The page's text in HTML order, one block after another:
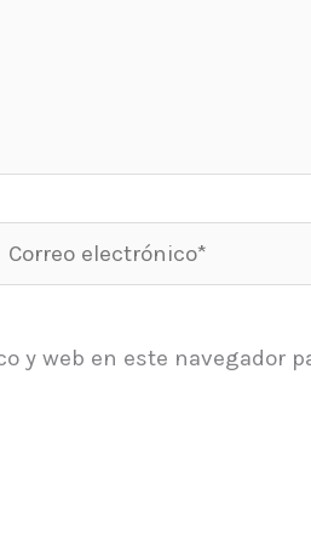
Correo
y web en este navegador